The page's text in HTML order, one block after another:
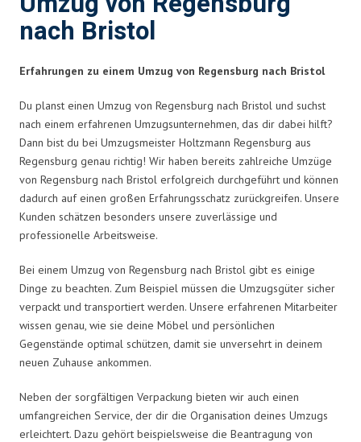
nach Bristol
Erfahrungen zu einem Umzug von Regensburg nach Bristol
Du planst einen Umzug von Regensburg nach Bristol und suchst
nach einem erfahrenen Umzugsunternehmen, das dir dabei hilft?
Dann bist du bei Umzugsmeister Holtzmann Regensburg aus
Regensburg genau richtig! Wir haben bereits zahlreiche Umzüge
von Regensburg nach Bristol erfolgreich durchgeführt und können
dadurch auf einen großen Erfahrungsschatz zurückgreifen. Unsere
Kunden schätzen besonders unsere zuverlässige und
professionelle Arbeitsweise.
Bei einem Umzug von Regensburg nach Bristol gibt es einige
Dinge zu beachten. Zum Beispiel müssen die Umzugsgüter sicher
verpackt und transportiert werden. Unsere erfahrenen Mitarbeiter
wissen genau, wie sie deine Möbel und persönlichen
Gegenstände optimal schützen, damit sie unversehrt in deinem
neuen Zuhause ankommen.
Neben der sorgfältigen Verpackung bieten wir auch einen
umfangreichen Service, der dir die Organisation deines Umzugs
erleichtert. Dazu gehört beispielsweise die Beantragung von